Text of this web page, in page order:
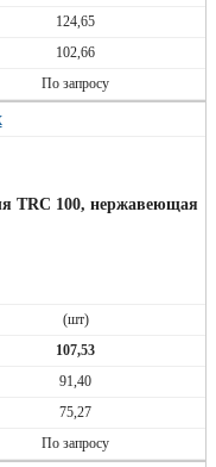
124,65
102,66
По запросу
TRC 100, нержавеющая
(шт)
107,53
91,40
75,27
По запросу